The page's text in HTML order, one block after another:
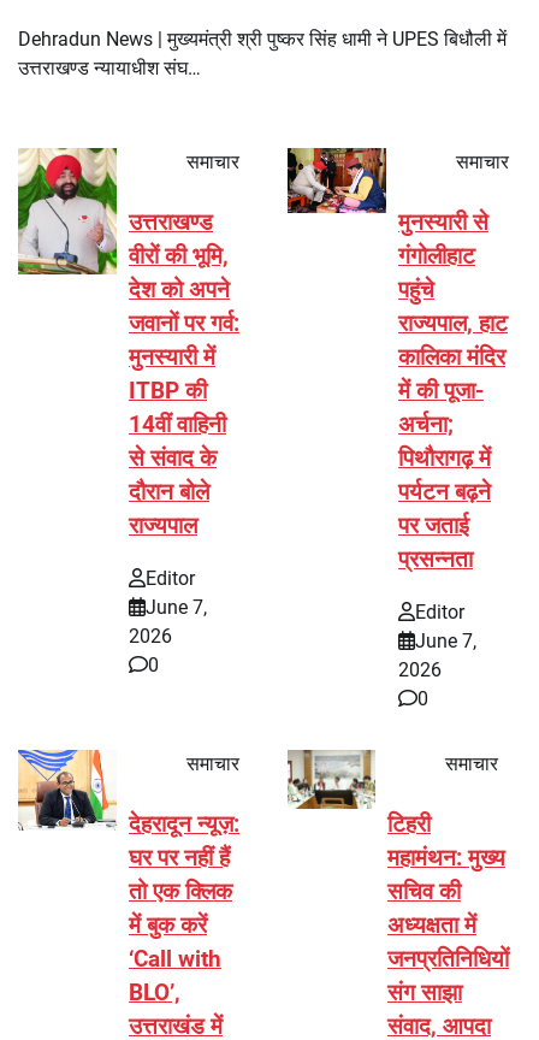
Dehradun News | मुख्यमंत्री श्री पुष्कर सिंह धामी ने UPES बिधौली में
उत्तराखण्ड न्यायाधीश संघ…
समाचार
उत्तराखण्ड
वीरों की भूमि,
देश को अपने
जवानों पर गर्व:
मुनस्यारी में
ITBP की
14वीं वाहिनी
से संवाद के
दौरान बोले
राज्यपाल
Editor
June 7,
2026
0
समाचार
मुनस्यारी से
गंगोलीहाट
पहुंचे
राज्यपाल, हाट
कालिका मंदिर
में की पूजा-
अर्चना;
पिथौरागढ़ में
पर्यटन बढ़ने
पर जताई
प्रसन्नता
Editor
June 7,
2026
0
समाचार
देहरादून न्यूज़:
घर पर नहीं हैं
तो एक क्लिक
में बुक करें
‘Call with
BLO’,
उत्तराखंड में
समाचार
टिहरी
महामंथन: मुख्य
सचिव की
अध्यक्षता में
जनप्रतिनिधियों
संग साझा
संवाद, आपदा